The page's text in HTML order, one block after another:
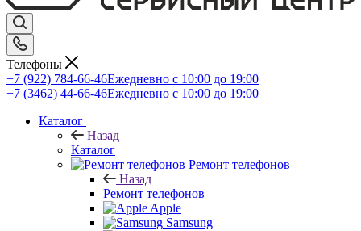
Телефоны
+7 (922) 784-66-46Ежедневно с 10:00 до 19:00
+7 (3462) 44-66-46Ежедневно с 10:00 до 19:00
Каталог
Назад
Каталог
Ремонт телефонов
Назад
Ремонт телефонов
Apple
Samsung